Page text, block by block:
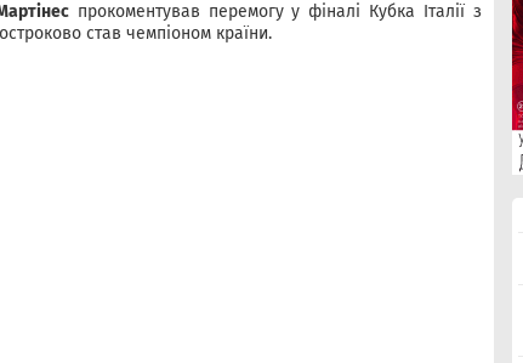
прокоментував перемогу у фіналі Кубка Італії з
став чемпіоном країни.